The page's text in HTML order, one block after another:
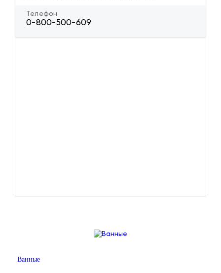
Телефон
0-800-500-609
Ванные